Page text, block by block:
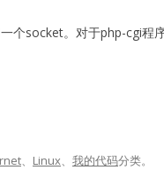
个socket。对于php-cgi程
Linux 我的代码分类。